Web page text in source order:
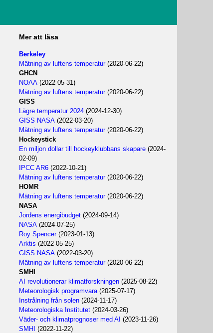
Mer att läsa
Berkeley
Mätning av luftens temperatur(2020-06-22)
GHCN
NOAA(2022-05-31)
Mätning av luftens temperatur(2020-06-22)
GISS
Lägre temperatur 2024(2024-12-30)
GISS NASA(2022-03-20)
Mätning av luftens temperatur(2020-06-22)
Hockeystick
En miljon dollar till hockeyklubbans skapare(2024-
02-09)
IPCC AR6(2022-10-21)
Mätning av luftens temperatur(2020-06-22)
HOMR
Mätning av luftens temperatur(2020-06-22)
NASA
Jordens energibudget(2024-09-14)
NASA(2024-07-25)
Roy Spencer(2023-01-13)
Arktis (2022-05-25)
GISS NASA(2022-03-20)
Mätning av luftens temperatur(2020-06-22)
SMHI
AI revolutionerar klimatforskningen(2025-08-22)
Meteorologisk programvara(2025-07-17)
Instrålning från solen(2024-11-17)
Meteorologiska Institutet(2024-03-26)
Väder- och klimatprognoser med AI (2023-11-26)
SMHI (2022-11-22)